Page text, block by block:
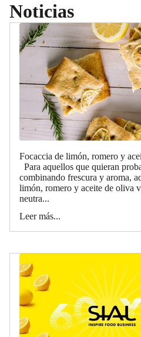
Noticias
Focaccia de limón, romero y
Para aquellos que quieran
combinando frescura y aroma,
limón, romero y aceite de oliva
neutra...
Leer más...